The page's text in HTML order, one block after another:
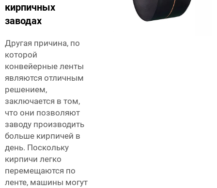
кирпичных
заводах
Другая причина, по
которой
конвейерные ленты
являются отличным
решением,
заключается в том,
что они позволяют
заводу производить
больше кирпичей в
день. Поскольку
кирпичи легко
перемещаются по
ленте, машины могут